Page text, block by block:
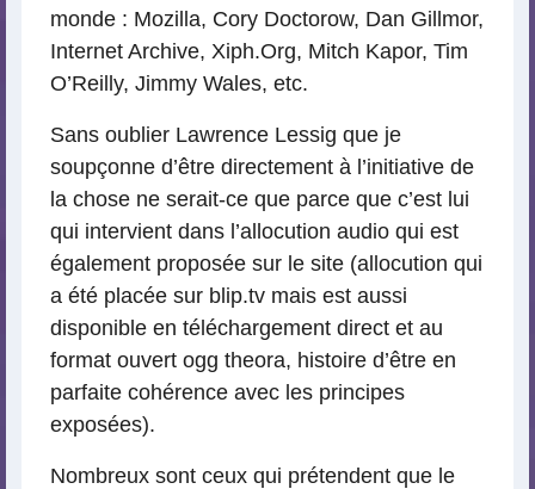
monde : Mozilla, Cory Doctorow, Dan Gillmor,
Internet Archive, Xiph.Org, Mitch Kapor, Tim
O’Reilly, Jimmy Wales, etc.
Sans oublier Lawrence Lessig que je
soupçonne d’être directement à l’initiative de
la chose ne serait-ce que parce que c’est lui
qui intervient dans l’allocution audio qui est
également proposée sur le site (allocution qui
a été placée sur blip.tv mais est aussi
disponible en téléchargement direct et au
format ouvert ogg theora, histoire d’être en
parfaite cohérence avec les principes
exposées).
Nombreux sont ceux qui prétendent que le